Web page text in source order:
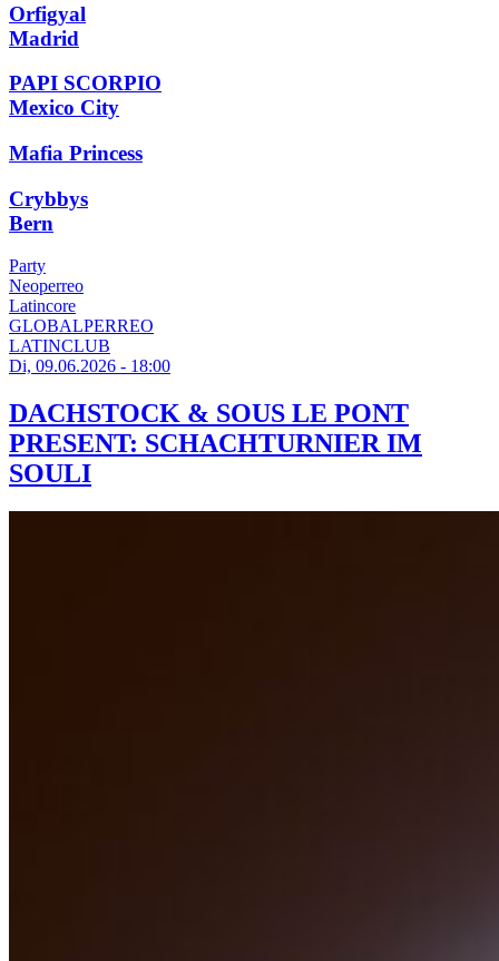
Orfigyal
Madrid
PAPI SCORPIO
Mexico City
Mafia Princess
Crybbys
Bern
Party
Neoperreo
Latincore
GLOBALPERREO
LATINCLUB
Di, 09.06.2026 - 18:00
DACHSTOCK & SOUS LE PONT
PRESENT: SCHACHTURNIER IM
SOULI